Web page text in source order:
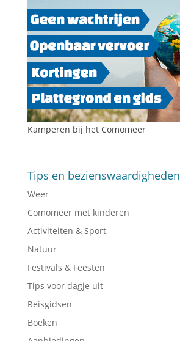
Kamperen bij het Comomeer
Tips en bezienswaardigheden
Weer
Comomeer met kinderen
Activiteiten & Sport
Natuur
Festivals & Feesten
Tips voor dagje uit
Reisgidsen
Boeken